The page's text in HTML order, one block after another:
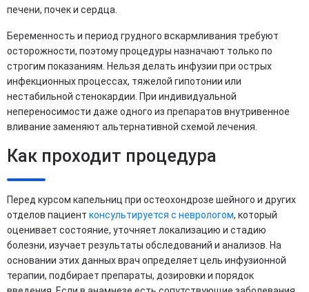
печени, почек и сердца.
Беременность и период грудного вскармливания требуют
осторожности, поэтому процедуры назначают только по
строгим показаниям. Нельзя делать инфузии при острых
инфекционных процессах, тяжелой гипотонии или
нестабильной стенокардии. При индивидуальной
непереносимости даже одного из препаратов внутривенное
вливание заменяют альтернативной схемой лечения.
Как проходит процедура
Перед курсом капельниц при остеохондрозе шейного и других
отделов пациент консультируется с неврологом, который
оценивает состояние, уточняет локализацию и стадию
болезни, изучает результаты обследований и анализов. На
основании этих данных врач определяет цель инфузионной
терапии, подбирает препараты, дозировки и порядок